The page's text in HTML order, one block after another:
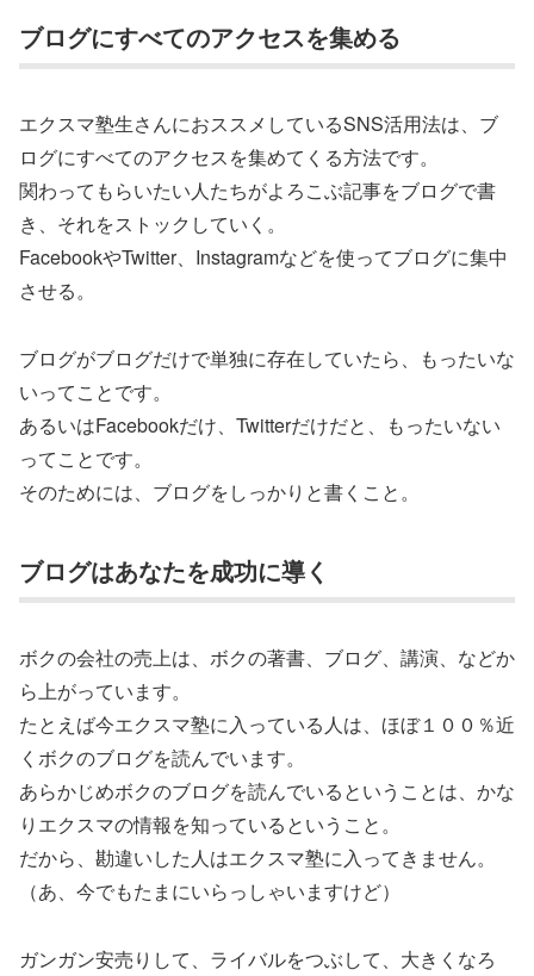
ブログにすべてのアクセスを集める
エクスマ塾生さんにおススメしているSNS活用法は、ブ
ログにすべてのアクセスを集めてくる方法です。
関わってもらいたい人たちがよろこぶ記事をブログで書
き、それをストックしていく。
FacebookやTwitter、Instagramなどを使ってブログに集中
させる。
ブログがブログだけで単独に存在していたら、もったいな
いってことです。
あるいはFacebookだけ、Twitterだけだと、もったいない
ってことです。
そのためには、ブログをしっかりと書くこと。
ブログはあなたを成功に導く
ボクの会社の売上は、ボクの著書、ブログ、講演、などか
ら上がっています。
たとえば今エクスマ塾に入っている人は、ほぼ１００％近
くボクのブログを読んでいます。
あらかじめボクのブログを読んでいるということは、かな
りエクスマの情報を知っているということ。
だから、勘違いした人はエクスマ塾に入ってきません。
（あ、今でもたまにいらっしゃいますけど）
ガンガン安売りして、ライバルをつぶして、大きくなろ